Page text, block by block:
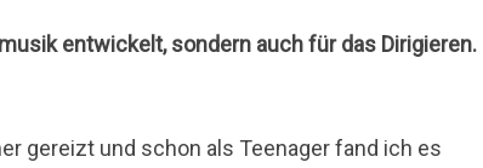
entwickelt, sondern auch für das Dirigieren.
gereizt und schon als Teenager fand ich es